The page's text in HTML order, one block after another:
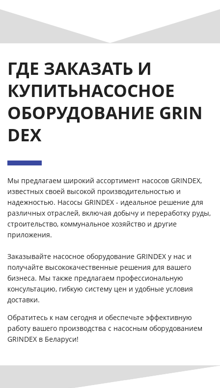
ГДЕ ЗАКАЗАТЬ И
КУПИТЬНАСОСНОЕ
ОБОРУДОВАНИЕ GRIN
DEX
Мы предлагаем широкий ассортимент насосов GRINDEX,
известных своей высокой производительностью и
надежностью. Насосы GRINDEX - идеальное решение для
различных отраслей, включая добычу и переработку руды,
строительство, коммунальное хозяйство и другие
приложения.
Заказывайте насосное оборудование GRINDEX у нас и
получайте высококачественные решения для вашего
бизнеса. Мы также предлагаем профессиональную
консультацию, гибкую систему цен и удобные условия
доставки.
Обратитесь к нам сегодня и обеспечьте эффективную
работу вашего производства с насосным оборудованием
GRINDEX в Беларуси!